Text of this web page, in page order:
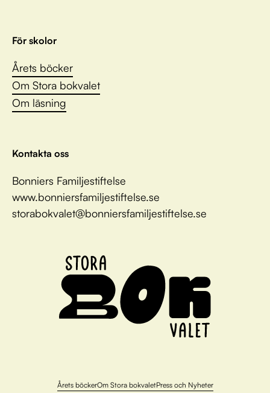
För skolor
Årets böcker
Om Stora bokvalet
Om läsning
Kontakta oss
Bonniers Familjestiftelse
www.bonniersfamiljestiftelse.se
storabokvalet@bonniersfamiljestiftelse.se
Årets böckerOm Stora bokvaletPress och Nyheter